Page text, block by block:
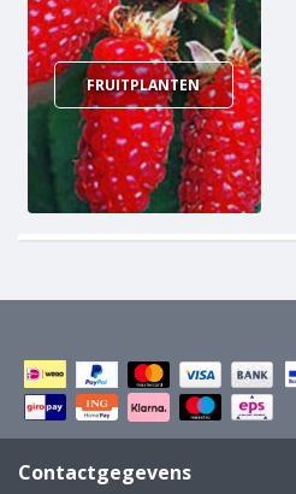
FRUITPLANTEN
Contactgegevens